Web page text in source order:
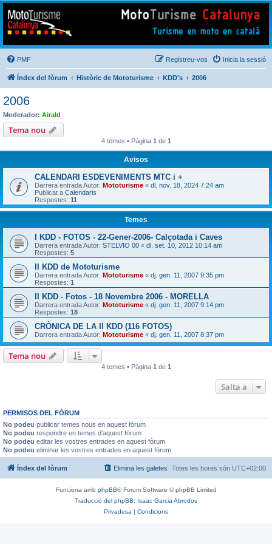
Mototurisme
Turisme en moto en català
PMF Inicia la sessió
Registreu-vos
Índex del fòrum Històric de Mototurisme KDD's 2006
2006
Moderador: Airald
Tema nou
4 temes • Pàgina 1 de 1
Avisos
CALENDARI ESDEVENIMENTS MTC i +
Darrera entrada Autor: Mototurisme « dl. nov. 18, 2024 7:24 am
Publicat a Calendaris
Respostes: 11
Temes
I KDD - FOTOS - 22-Gener-2006- Calçotada i Caves
Darrera entrada Autor: STELVIO 00 « dl. set. 10, 2012 10:14 am
Respostes: 5
II KDD de Mototurisme
Darrera entrada Autor: Mototurisme « dj. gen. 11, 2007 9:35 pm
Respostes: 1
II KDD - Fotos - 18 Novembre 2006 - MORELLA
Darrera entrada Autor: Mototurisme « dj. gen. 11, 2007 9:14 pm
Respostes: 18
CRÒNICA DE LA II KDD (116 FOTOS)
Darrera entrada Autor: Mototurisme « dj. gen. 11, 2007 8:37 pm
Tema nou
4 temes • Pàgina 1 de 1
Salta a
PERMISOS DEL FÒRUM
No podeu publicar temes nous en aquest fòrum
No podeu respondre en temes d’aquest fòrum
No podeu editar les vostres entrades en aquest fòrum
No podeu eliminar les vostres entrades en aquest fòrum
Índex del fòrum Totes les hores són UTC+02:00
Elimina les galetes
Funciona amb phpBB® Forum Software © phpBB Limited
Traducció del phpBB: Isaac Garcia Abrodos
Privadesa | Condicions